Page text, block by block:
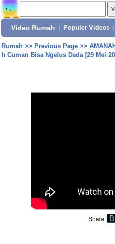
Video Rumah Populer Videos
Rumah>> Previous Page>>
h Cuman Bisa Ngelus Dada [29 Mei
Share: